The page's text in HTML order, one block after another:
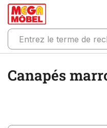
Canapés